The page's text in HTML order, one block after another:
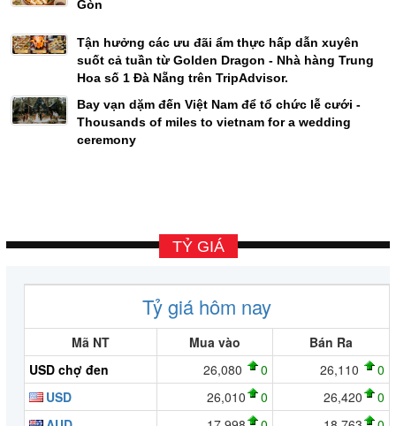
Gòn
Tận hưởng các ưu đãi ẩm thực hấp dẫn xuyên
suốt cả tuần từ Golden Dragon - Nhà hàng Trung
Hoa số 1 Đà Nẵng trên TripAdvisor.
Bay vạn dặm đến Việt Nam để tổ chức lễ cưới -
Thousands of miles to vietnam for a wedding
ceremony
TỶ GIÁ